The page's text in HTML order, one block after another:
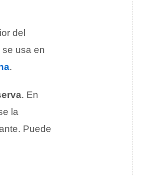
del
usa en
.
. En
la
Puede